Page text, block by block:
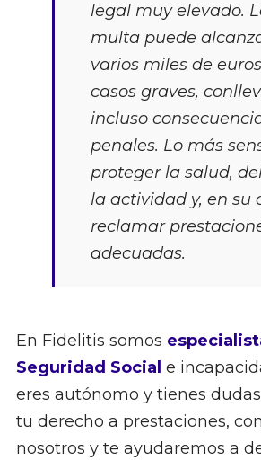
legal muy elevado.
multa puede
varios miles de
casos graves,
incluso
penales. Lo más
proteger la salud,
la actividad y, en su
reclamar
adecuadas.
En Fidelitis somos
Seguridad Social e
eres autónomo y tienes
tu derecho a prestaciones,
nosotros y te ayudaremos a